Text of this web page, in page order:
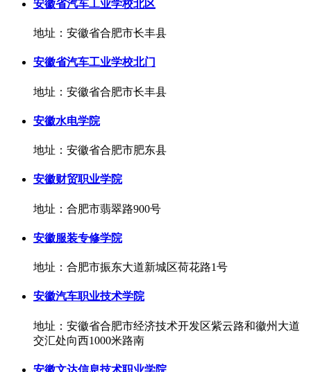
安徽省汽车工业学校北区
地址：安徽省合肥市长丰县
安徽省汽车工业学校北门
地址：安徽省合肥市长丰县
安徽水电学院
地址：安徽省合肥市肥东县
安徽财贸职业学院
地址：合肥市翡翠路900号
安徽服装专修学院
地址：合肥市振东大道新城区荷花路1号
安徽汽车职业技术学院
地址：安徽省合肥市经济技术开发区紫云路和徽州大道
交汇处向西1000米路南
安徽文达信息技术职业学院